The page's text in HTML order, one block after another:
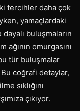
tercihler daha çok
yamaçlardaki
buluşmaların
ağının omurgasını
tür buluşmalar
coğrafi detaylar,
sıklığını
çıkıyor.